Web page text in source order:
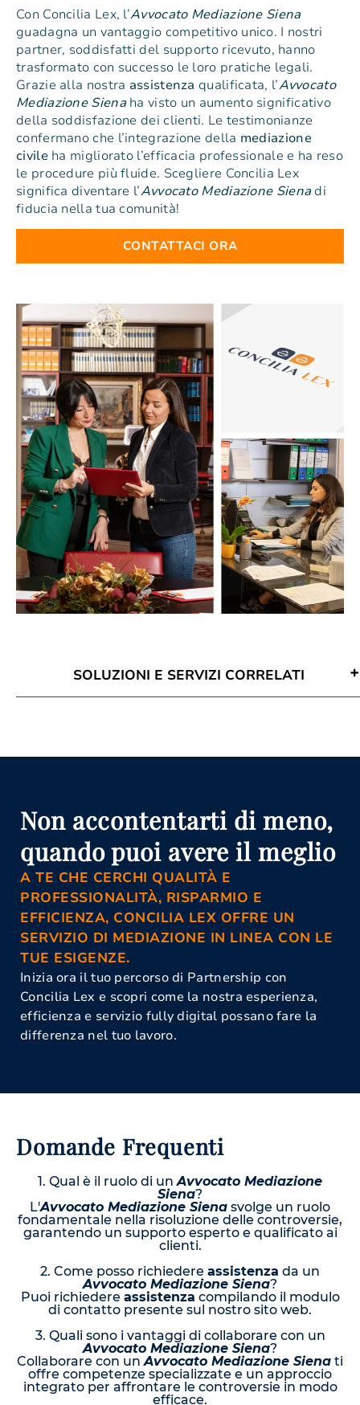
Con Concilia Lex, l’Avvocato Mediazione Siena
guadagna un vantaggio competitivo unico. I nostri
partner, soddisfatti del supporto ricevuto, hanno
trasformato con successo le loro pratiche legali.
Grazie alla nostra assistenza qualificata, l’Avvocato
Mediazione Sienaha visto un aumento significativo
della soddisfazione dei clienti. Le testimonianze
confermano che l’integrazione della mediazione
civileha migliorato l’efficacia professionale e ha reso
le procedure più fluide. Scegliere Concilia Lex
significa diventare l’Avvocato Mediazione Siena di
fiducia nella tua comunità!
CONTATTACI ORA
SOLUZIONI E SERVIZI CORRELATI
Siena
Mediazione Obbligatoria Siena
Organismo Di Mediazione Siena
Non accontentarti di meno,
quando puoi avere il meglio
A TE CHE CERCHI QUALITÀ E
PROFESSIONALITÀ, RISPARMIO E
EFFICIENZA, CONCILIA LEX OFFRE UN
SERVIZIO DI MEDIAZIONE IN LINEA CON LE
TUE ESIGENZE.
Inizia ora il tuo percorso di Partnership con
Concilia Lex e scopri come la nostra esperienza,
efficienza e servizio fully digital possano fare la
differenza nel tuo lavoro.
Domande Frequenti
1. Qual è il ruolo di unAvvocato Mediazione
Siena?
L'Avvocato Mediazione Siena svolge un ruolo
fondamentale nella risoluzione delle controversie,
garantendo un supporto esperto e qualificato ai
clienti.
2. Come posso richiedere assistenza da un
Avvocato Mediazione Siena?
Puoi richiedere assistenza compilando il modulo
di contatto presente sul nostro sito web.
3. Quali sono i vantaggi di collaborare con un
Avvocato Mediazione Siena?
Collaborare con unAvvocato Mediazione Siena ti
offre competenze specializzate e un approccio
integrato per affrontare le controversie in modo
efficace.